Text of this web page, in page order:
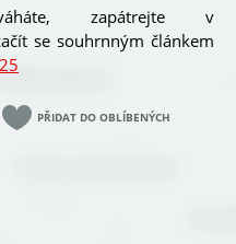
zapátrejte v
se souhrnným článkem
PŘIDAT DO OBLÍBENÝCH